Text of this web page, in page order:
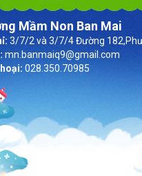
Mầm Non Ban Mai
3/7/2 và 3/7/4 Đường
mn.banmaiq9@gmail.com
028.350.70985